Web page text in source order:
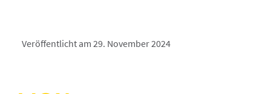
Veröffentlicht am 29. November 2024